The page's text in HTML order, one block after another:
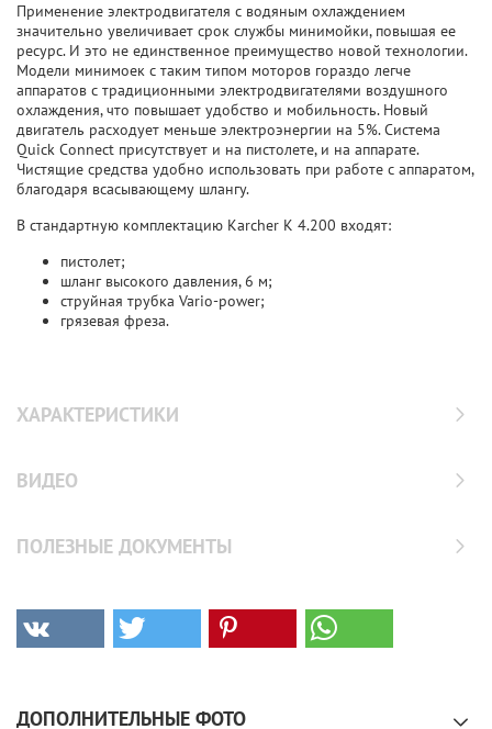
Применение электродвигателя с водяным охлаждением
значительно увеличивает срок службы минимойки, повышая ее
ресурс. И это не единственное преимущество новой технологии.
Модели минимоек с таким типом моторов гораздо легче
аппаратов с традиционными электродвигателями воздушного
охлаждения, что повышает удобство и мобильность. Новый
двигатель расходует меньше электроэнергии на 5%. Система
Quick Connect присутствует и на пистолете, и на аппарате.
Чистящие средства удобно использовать при работе с аппаратом,
благодаря всасывающему шлангу.
В стандартную комплектацию Karcher K 4.200 входят:
пистолет;
шланг высокого давления, 6 м;
струйная трубка Vario-power;
грязевая фреза.
ХАРАКТЕРИСТИКИ
ВИДЕО
ПОЛЕЗНЫЕ ДОКУМЕНТЫ
ДОПОЛНИТЕЛЬНЫЕ ФОТО